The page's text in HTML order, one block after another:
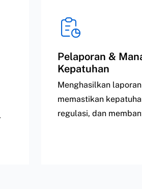
Pelaporan &
Kepatuhan
Menghasilkan
memastikan
regulasi, dan